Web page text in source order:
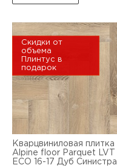
Скидки от
объема
Плинтус в
подарок
Кварцвиниловая плитка
Alpine floor Parquet LVT
ECO 16-17 Дуб Синистра